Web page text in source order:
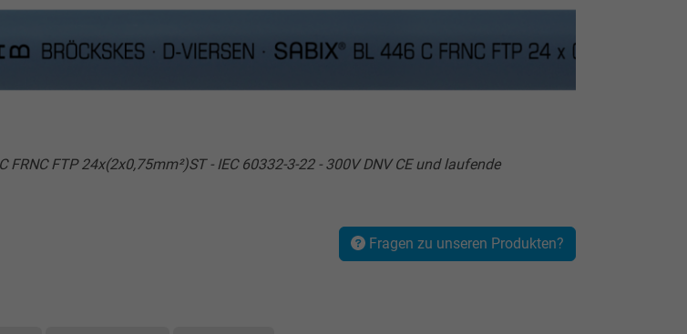
FRNC FTP 24x(2x0,75mm²)ST - IEC 60332-3-22 - 300V DNV CE und laufende
Fragen zu unseren Produkten?